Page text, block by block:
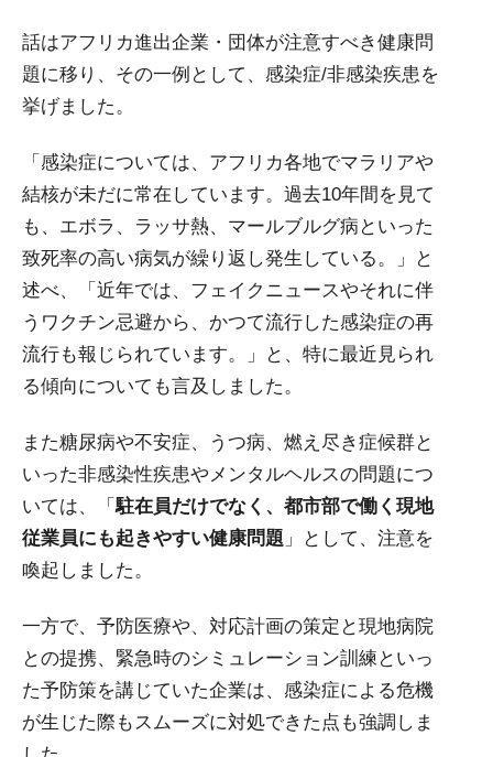
話はアフリカ進出企業・団体が注意すべき健康問
題に移り、その一例として、感染症/非感染疾患を
挙げました。
「感染症については、アフリカ各地でマラリアや
結核が未だに常在しています。過去10年間を見て
も、エボラ、ラッサ熱、マールブルグ病といった
致死率の高い病気が繰り返し発生している。」と
述べ、「近年では、フェイクニュースやそれに伴
うワクチン忌避から、かつて流行した感染症の再
流行も報じられています。」と、特に最近見られ
る傾向についても言及しました。
また糖尿病や不安症、うつ病、燃え尽き症候群と
いった非感染性疾患やメンタルヘルスの問題につ
いては、「駐在員だけでなく、都市部で働く現地
従業員にも起きやすい健康問題 」として、注意を
喚起しました。
一方で、予防医療や、対応計画の策定と現地病院
との提携、緊急時のシミュレーション訓練といっ
た予防策を講じていた企業は、感染症による危機
が生じた際もスムーズに対処できた点も強調しま